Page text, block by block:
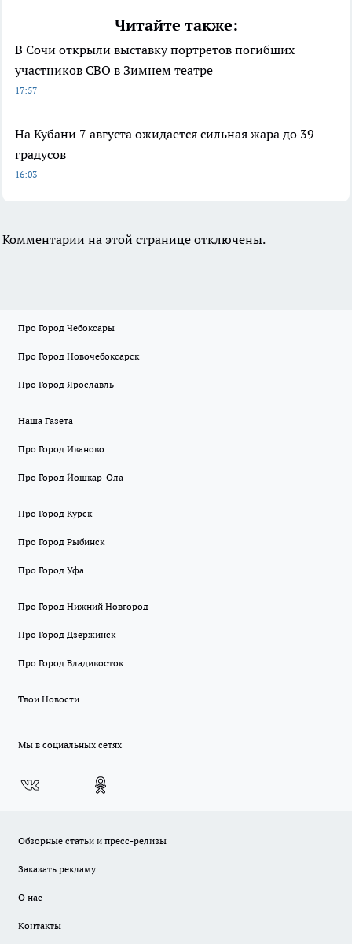
Читайте также:
В Сочи открыли выставку портретов погибших
участников СВО в Зимнем театре
17:57
На Кубани 7 августа ожидается сильная жара до 39
градусов
16:03
Комментарии на этой странице отключены.
Про Город Чебоксары
Про Город Новочебоксарск
Про Город Ярославль
Наша Газета
Про Город Иваново
Про Город Йошкар-Ола
Про Город Курск
Про Город Рыбинск
Про Город Уфа
Про Город Нижний Новгород
Про Город Дзержинск
Про Город Владивосток
Твои Новости
Мы в социальных сетях
Обзорные статьи и пресс-релизы
Заказать рекламу
О нас
Контакты